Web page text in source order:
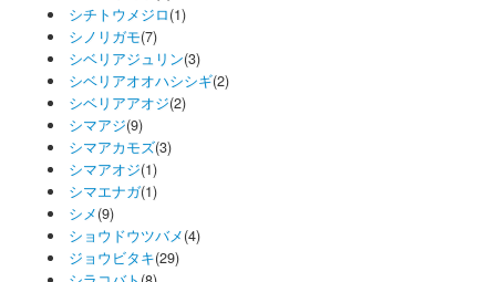
シチトウメジロ(1)
シノリガモ(7)
シベリアジュリン(3)
シベリアオオハシシギ(2)
シベリアアオジ(2)
シマアジ(9)
シマアカモズ(3)
シマアオジ(1)
シマエナガ(1)
シメ(9)
ショウドウツバメ(4)
ジョウビタキ(29)